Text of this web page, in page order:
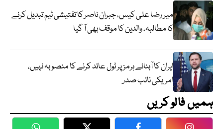
میر رضا علی کیس، جبران ناصر کا تفتیشی ٹیم تبدیل کرنے
کا مطالبہ، والدین کا موقف بھی آ گیا
ایران کا آبنائے ہرمز پر ٹول عائد کرنے کا منصوبہ نہیں،
امریکی نائب صدر
ہمیں فالو کریں